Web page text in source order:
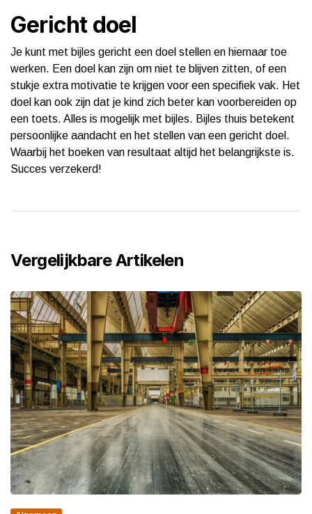
Gericht doel
Je kunt met bijles gericht een doel stellen en hiernaar toe
werken. Een doel kan zijn om niet te blijven zitten, of een
stukje extra motivatie te krijgen voor een specifiek vak. Het
doel kan ook zijn dat je kind zich beter kan voorbereiden op
een toets. Alles is mogelijk met bijles. Bijles thuis betekent
persoonlijke aandacht en het stellen van een gericht doel.
Waarbij het boeken van resultaat altijd het belangrijkste is.
Succes verzekerd!
Vergelijkbare Artikelen